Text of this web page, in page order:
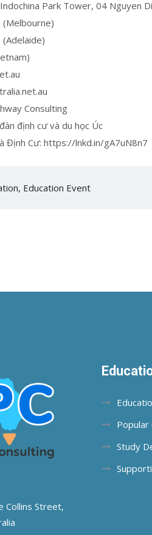
Park Tower, 04 Nguyen
Consulting
định cư và du học Úc
Định Cư: https://lnkd.in/gA7uN8n7
, Education Event
Collins Street,
Popular
Study